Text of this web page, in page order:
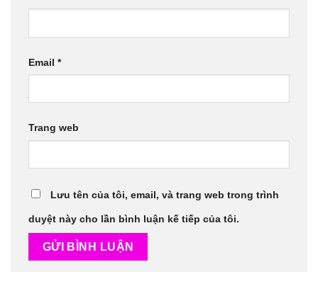
Email *
Trang web
Lưu tên của tôi, email, và trang web trong trình
duyệt này cho lần bình luận kế tiếp của tôi.